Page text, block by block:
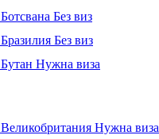
Ботсвана Без виз
Бразилия Без виз
Бутан Нужна виза
Великобритания Нужна виза